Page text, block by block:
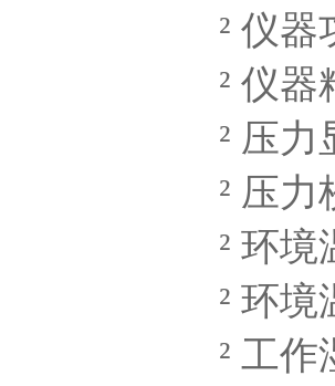
² 仪器
² 仪器
² 压力
² 压力
² 环境
² 环境
² 工作